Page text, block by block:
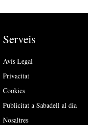
Serveis
Avís Legal
Privacitat
Cookies
Publicitat a Sabadell al dia
Nosaltres